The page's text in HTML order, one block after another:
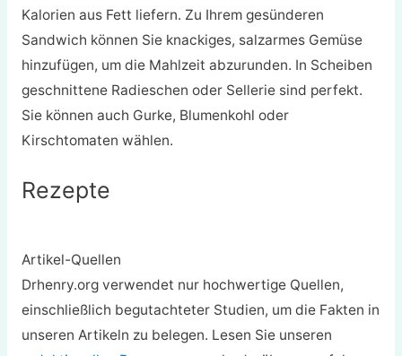
Kalorien aus Fett liefern. Zu Ihrem gesünderen
Sandwich können Sie knackiges, salzarmes Gemüse
hinzufügen, um die Mahlzeit abzurunden. In Scheiben
geschnittene Radieschen oder Sellerie sind perfekt.
Sie können auch Gurke, Blumenkohl oder
Kirschtomaten wählen.
Rezepte
Artikel-Quellen
Drhenry.org verwendet nur hochwertige Quellen,
einschließlich begutachteter Studien, um die Fakten in
unseren Artikeln zu belegen. Lesen Sie unseren